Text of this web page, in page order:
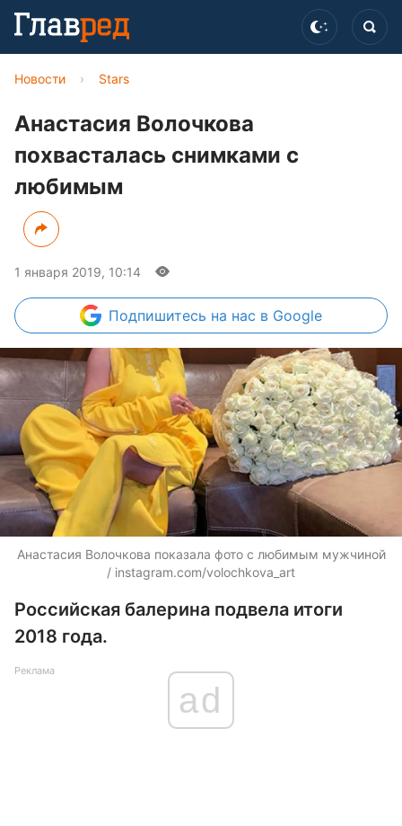
Новости › Stars
Анастасия Волочкова
похвасталась снимками с
любимым
1 января 2019, 10:14
Подпишитесь на нас в Google
Анастасия Волочкова показала фото с любимым мужчиной
/ instagram.com/volochkova_art
Российская балерина подвела итоги
2018 года.
Реклама
ad